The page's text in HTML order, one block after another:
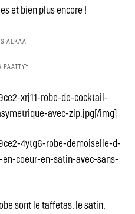
et bien plus encore !
xrj11-robe-de-cocktail-
avec-zip.jpg[/img]
4ytg6-robe-demoiselle-d-
coeur-en-satin-avec-sans-
sont le taffetas, le satin,